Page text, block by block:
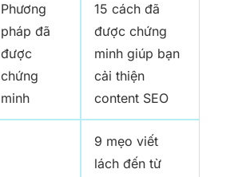
Phương
pháp đã
được
chứng
minh
15 cách đã
được chứng
minh giúp bạn
cải thiện
content SEO
9 mẹo viết
lách đến từ